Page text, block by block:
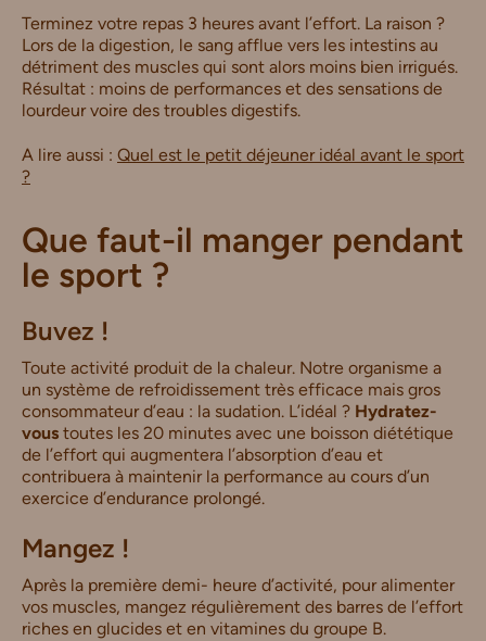
Terminez votre repas 3 heures avant l’effort. La raison ?
Lors de la digestion, le sang afflue vers les intestins au
détriment des muscles qui sont alors moins bien irrigués.
Résultat : moins de performances et des sensations de
lourdeur voire des troubles digestifs.
A lire aussi : Quel est le petit déjeuner idéal avant le sport
?
Que faut-il manger pendant
le sport ?
Buvez !
Toute activité produit de la chaleur. Notre organisme a
un système de refroidissement très efficace mais gros
consommateur d’eau : la sudation. L’idéal ? Hydratez-
vous toutes les 20 minutes avec une boisson diététique
de l’effort qui augmentera l’absorption d’eau et
contribuera à maintenir la performance au cours d’un
exercice d’endurance prolongé.
Mangez !
Après la première demi- heure d’activité, pour alimenter
vos muscles, mangez régulièrement des barres de l’effort
riches en glucides et en vitamines du groupe B.